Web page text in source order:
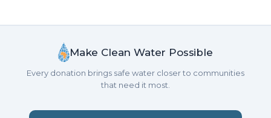
Make Clean Water Possible
Every donation brings safe water closer to communities
that need it most.